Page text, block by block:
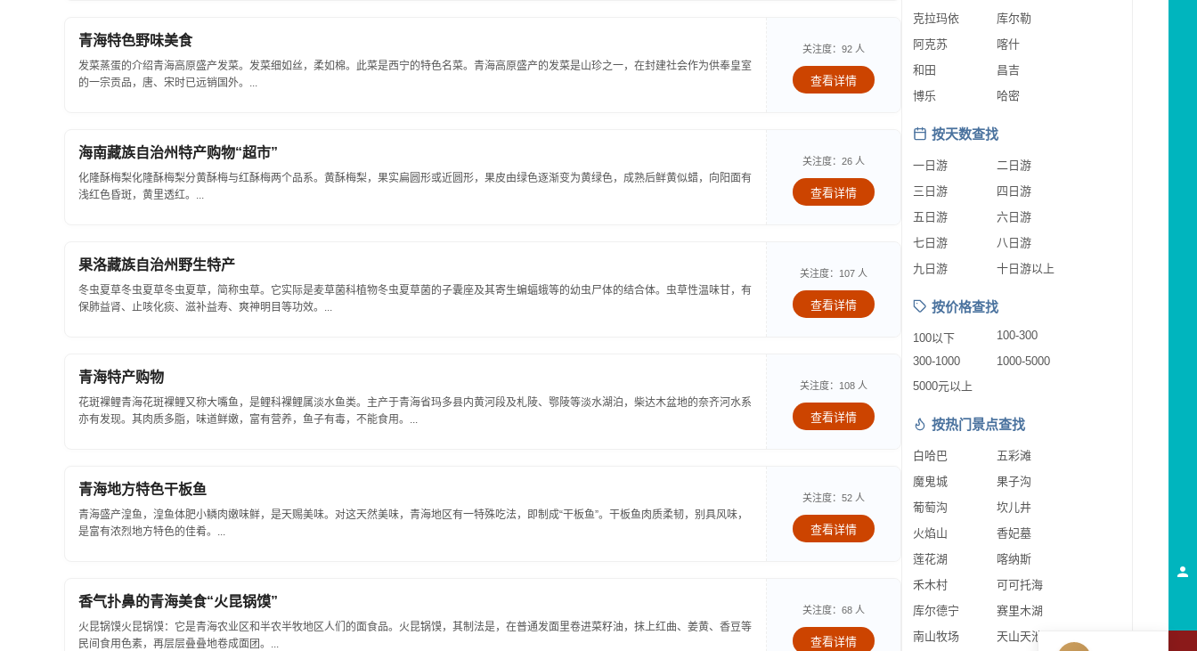
青海特色野味美食
发菜蒸蛋的介绍青海高原盛产发菜。发菜细如丝，柔如棉。此菜是西宁的特色名菜。青海高原盛产的发菜是山珍之一，在封建社会作为供奉皇室
的一宗贡品，唐、宋时已远销国外。...
关注度：92 人
查看详情
海南藏族自治州特产购物“超市”
化隆酥梅梨化隆酥梅梨分黄酥梅与红酥梅两个品系。黄酥梅梨，果实扁圆形或近圆形，果皮由绿色逐渐变为黄绿色，成熟后鲜黄似蜡，向阳面有
浅红色昏斑，黄里透红。...
关注度：26 人
查看详情
果洛藏族自治州野生特产
冬虫夏草冬虫夏草冬虫夏草，简称虫草。它实际是麦草菌科植物冬虫夏草菌的子囊座及其寄生蝙蝠蛾等的幼虫尸体的结合体。虫草性温味甘，有
保肺益肾、止咳化痰、滋补益寿、爽神明目等功效。...
关注度：107 人
查看详情
青海特产购物
花斑裸鲤青海花斑裸鲤又称大嘴鱼，是鲤科裸鲤属淡水鱼类。主产于青海省玛多县内黄河段及札陵、鄂陵等淡水湖泊，柴达木盆地的奈齐河水系
亦有发现。其肉质多脂，味道鲜嫩，富有营养，鱼子有毒，不能食用。...
关注度：108 人
查看详情
青海地方特色干板鱼
青海盛产湟鱼，湟鱼体肥小鳞肉嫩味鲜，是天赐美味。对这天然美味，青海地区有一特殊吃法，即制成“干板鱼”。干板鱼肉质柔韧，别具风味，
是富有浓烈地方特色的佳肴。...
关注度：52 人
查看详情
香气扑鼻的青海美食“火昆锅馍”
火昆锅馍火昆锅馍：它是青海农业区和半农半牧地区人们的面食品。火昆锅馍，其制法是，在普通发面里卷进菜籽油，抹上红曲、姜黄、香豆等
民间食用色素，再层层叠叠地卷成面团。...
关注度：68 人
查看详情
克拉玛依
库尔勒
阿克苏
喀什
和田
昌吉
博乐
哈密
按天数查找
一日游
二日游
三日游
四日游
五日游
六日游
七日游
八日游
九日游
十日游以上
按价格查找
100以下
100-300
300-1000
1000-5000
5000元以上
按热门景点查找
白哈巴
五彩滩
魔鬼城
果子沟
葡萄沟
坎儿井
火焰山
香妃墓
莲花湖
喀纳斯
禾木村
可可托海
库尔德宁
赛里木湖
南山牧场
天山天池